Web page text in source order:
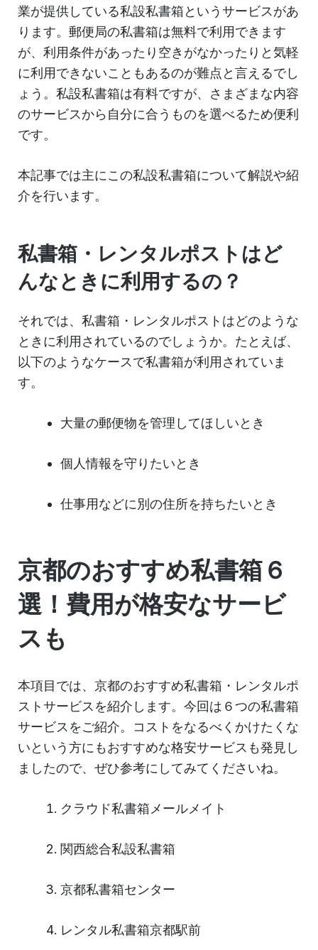
業が提供している私設私書箱というサービスがあ
ります。郵便局の私書箱は無料で利用できます
が、利用条件があったり空きがなかったりと気軽
に利用できないこともあるのが難点と言えるでし
ょう。私設私書箱は有料ですが、さまざまな内容
のサービスから自分に合うものを選べるため便利
です。
本記事では主にこの私設私書箱について解説や紹
介を行います。
私書箱・レンタルポストはど
んなときに利用するの？
それでは、私書箱・レンタルポストはどのような
ときに利用されているのでしょうか。たとえば、
以下のようなケースで私書箱が利用されていま
す。
大量の郵便物を管理してほしいとき
個人情報を守りたいとき
仕事用などに別の住所を持ちたいとき
京都のおすすめ私書箱６
選！費用が格安なサービ
スも
本項目では、京都のおすすめ私書箱・レンタルポ
ストサービスを紹介します。今回は６つの私書箱
サービスをご紹介。コストをなるべくかけたくな
いという方にもおすすめな格安サービスも発見し
ましたので、ぜひ参考にしてみてくださいね。
クラウド私書箱メールメイト
関西総合私設私書箱
京都私書箱センター
レンタル私書箱京都駅前